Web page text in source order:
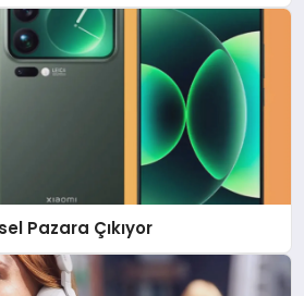
Pazara Çıkıyor